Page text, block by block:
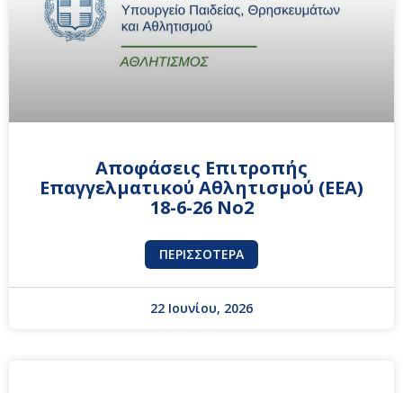
Αποφάσεις Επιτροπής
Επαγγελματικού Αθλητισμού (ΕΕΑ)
18-6-26 No2
ΠΕΡΙΣΣΌΤΕΡΑ
22 Ιουνίου, 2026